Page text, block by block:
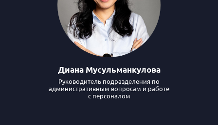
Диана Мусульманкулова
Руководитель подразделения по
административным вопросам и работе
с персоналом